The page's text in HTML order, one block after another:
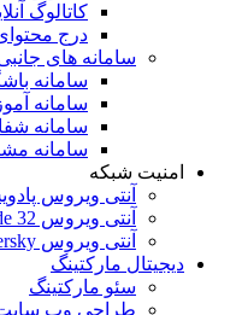
کاتالوگ
درج
سامانه های
سامانه
سامانه
سامانه
سامانه
امنیت شبکه
آنتی ویروس
آنتی ویروس 32 eset node
آنتی ویروس Kaspersky
دیجیتال مارکتینگ
سئو مارکتینگ
طراحی وب سایت